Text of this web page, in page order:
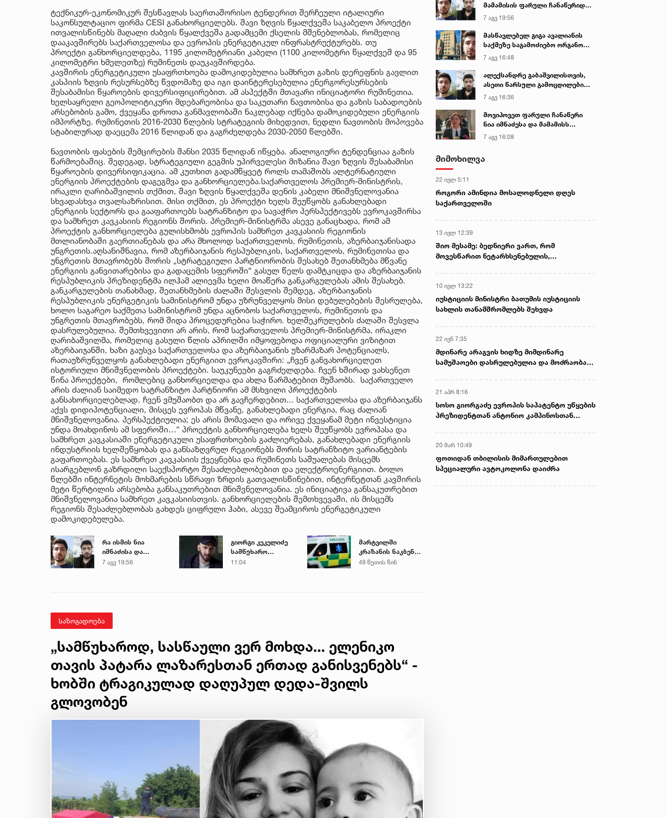
ტექნიკურ-ეკონომიკურ შესწავლას საერთაშორისო ტენდერით შერჩეული იტალიური
საკონსულტაციო ფირმა CESI განახორციელებს. შავი ზღვის წყალქვეშა საკაბელო პროექტი
ითვალისწინებს მაღალი ძაბვის წყალქვეშა გადამცემი ქსელის მშენებლობას, რომელიც
დააკავშირებს საქართველოსა და ევროპის ენერგეტიკულ ინფრასტრუქტურებს. თუ
პროექტი განხორციელდება, 1195 კილომეტრიანი კაბელი (1100 კილომეტრი წყალქვეშ და 95
კილომეტრი ხმელეთზე) რუმინეთს დაუკავშირდება.
კავშირის ენერგეტიკული უსაფრთხოება დამოკიდებულია სამხრეთ გაზის დერეფნის გავლით
კასპიის ზღვის რესურსებზე წვდომაზე და იგი დაინტერესებულია ენერგორესურსების
შესაბამისი წყაროების დივერსიფიცირებით. ამ ასპექტში მთავარი ინიციატორი რუმინეთია.
ხელსაყრელი გეოპოლიტიკური მდებარეობისა და საკუთარი ნავთობისა და გაზის საბადოების
არსებობის გამო, ქვეყანა დროთა განმავლობაში ნაკლებად იქნება დამოკიდებული ენერგიის
იმპორტზე. რუმინეთის 2016-2030 წლების სტრატეგიის მიხედვით, ნედლი ნავთობის მოპოვება
სტაბილურად დაეცემა 2016 წლიდან და გაგრძელდება 2030-2050 წლებში.
ნავთობის ფასების შემცირების შანსი 2035 წლიდან იწყება. ანალოგიური ტენდენციაა გაზის
წარმოებაშიც. შედეგად, სტრატეგიული გეგმის უპირველესი მიზანია შავი ზღვის შესაბამისი
წყაროების დივერსიფიკაცია. ამ კუთხით გადამწყვეტ როლს თამაშობს ალტერნატიული
ენერგიის პროექტების დაგეგმვა და განხორციელება.საქართველოს პრემიერ-მინისტრის,
ირაკლი ღარიბაშვილის თქმით, შავი ზღვის წყალქვეშა დენის კაბელი მნიშვნელოვანია
სხვადასხვა თვალსაზრისით. მისი თქმით, ეს პროექტი ხელს შეუწყობს განახლებადი
ენერგიის სექტორს და გააფართოებს სატრანზიტო და სავაჭრო პერსპექტივებს ევროკავშირსა
და სამხრეთ კავკასიის რეგიონს შორის. პრემიერ-მინისტრმა ასევე განაცხადა, რომ ამ
პროექტის განხორციელება გულისხმობს ევროპის სამხრეთ კავკასიის რეგიონის
მთლიანობაში გაერთიანებას და არა მხოლოდ საქართველოს, რუმინეთის, აზერბაიჯანისადა
უნგრეთის.აღსანიშნავია, რომ აზერბაიჯანის რესპუბლიკის, საქართველოს, რუმინეთისა და
უნგრეთის მთავრობებს შორის „სტრატეგიული პარტნიორობის შესახებ შეთანხმება მწვანე
ენერგიის განვითარებისა და გადაცემის სფეროში“ გასულ წელს დამტკიცდა და აზერბაიჯანის
რესპუბლიკის პრეზიდენტმა ილჰამ ალიევმა ხელი მოაწერა განკარგულებას ამის შესახებ.
განკარგულების თანახმად, შეთანხმების ძალაში შესვლის შემდეგ, აზერბაიჯანის
რესპუბლიკის ენერგეტიკის სამინისტრომ უნდა უზრუნველყოს მისი დებულებების შესრულება,
ხოლო საგარეო საქმეთა სამინისტრომ უნდა აცნობოს საქართველოს, რუმინეთის და
უნგრეთის მთავრობებს, რომ შიდა პროცედურებია საჭირო. ხელშეკრულების ძალაში შესვლა
დასრულებულია. შემთხვევითი არ არის, რომ საქართველოს პრემიერ-მინისტრმა, ირაკლი
ღარიბაშვილმა, რომელიც გასული წლის აპრილში იმყოფებოდა ოფიციალური ვიზიტით
აზერბაიჯანში, ხაზი გაუსვა საქართველოსა და აზერბაიჯანის უზარმაზარ პოტენციალს,
რათაუზრუნველყოს განახლებადი ენერგიით ევროკავშირი: „ჩვენ განვახორციელეთ
ისტორიული მნიშვნელობის პროექტები. საუკუნეები გაგრძელდება. ჩვენ ხშირად ვახსენეთ
წინა პროექტები, რომლებიც განხორციელდა და ახლა წარმატებით მუშაობს. საქართველო
არის ძალიან საიმედო სატრანზიტო პარტნიორი ამ მსხვილი პროექტების
განსახორციელებლად. ჩვენ ვმუშაობთ და არ გავჩერდებით... საქართველოსა და აზერბაიჯანს
აქვს დიდიპოტენციალი, მისცეს ევროპას მწვანე, განახლებადი ენერგია, რაც ძალიან
მნიშვნელოვანია. პერსპექტიულია; ეს არის მომავალი და ორივე ქვეყანამ მეტი ინვესტიცია
უნდა მოახდინოს ამ სფეროში…“ პროექტის განხორციელება ხელს შეუწყობს ევროპასა და
სამხრეთ კავკასიაში ენერგეტიკული უსაფრთხოების გაძლიერებას, განახლებადი ენერგიის
ინდუსტრიის ხელშეწყობას და განსაზღვრულ რეგიონებს შორის სატრანზიტო ვარიანტების
გაფართოებას. ეს სამხრეთ კავკასიის ქვეყნებსა და რუმინეთს საშუალებას მისცემს
ისარგებლონ გაზრდილი საექსპორტო შესაძლებლობებით და ელექტროენერგიით. ბოლო
წლებში ინტერნეტის მოხმარების სწრაფი ზრდის გათვალისწინებით, ინტერნეტთან კავშირის
მეტი წერტილის არსებობა განსაკუთრებით მნიშვნელოვანია. ეს ინიციატივა განსაკუთრებით
მნიშვნელოვანია სამხრეთ კავკასიისთვის. განხორციელების შემთხვევაში, ის მისცემს
რეგიონს შესაძლებლობას გახდეს ციფრული ჰაბი, ასევე შეამციროს ენერგეტიკული
დამოკიდებულება.
რა ისმის ნია
იმნაძისა და
მამამისის ფარული
7 აგვ 19:56
გიორგი კეკელიძე
სამწუხარო
ინფორმაციას
11:04
მარტვილში
კრაზანის ნაკბენით
მძიმე
49 წუთის წინ
საზოგადოება
„სამწუხაროდ, სასწაული ვერ მოხდა... ელენიკო
თავის პატარა ლაზარესთან ერთად განისვენებს“ -
ხობში ტრაგიკულად დაღუპულ დედა-შვილს
გლოვობენ
მამამისის ფარული ჩანაწერიდან
- გიგა ავალიანის მკვლელობის
საქმე
7 აგვ 19:56
მასწავლებელ გიგა ავალიანის
საქმეზე საგამოძიებო ორგანო
დაკავებულ არასრულწლოვნებს -
ნია იმნაძესა და ანასტასია
ბერუაშვილს 30 დღის
განმავლობაში ფარულად
7 აგვ 16:48
ალექსანდრე გაბაშვილისთვის,
ასეთი წარსული გამოცდილების
ადამიანისთვის ინფორმაციის
მიწოდება, რომ მასწავლებელი
სექსუალურად ავიწროებდა,
ფაქტობრივად, წაქეზება იყო -
7 აგვ 16:36
მოვიპოვეთ ფარული ჩანაწერი
ნია იმნაძესა და მამამისს
შორის, განიხილავდნენ, როგორ
ჩაიდინა გაბაშვილმა დანაშაული
არასწორად მოიქცა, თუმცა
ეპოქაში სხვანაირად ხდება -
პროკურორი
7 აგვ 16:08
მიმოხილვა
22 ივლ 5:11
როგორი ამინდია მოსალოდნელი დღეს
საქართველოში
13 ივლ 12:39
შიო მესამე: ბედნიერი ვართ, რომ
მოვესწარით ნეტარხსენებულის,
10 ივლ 13:22
იუსტიციის მინისტრი ბათუმის იუსტიციის
სახლის თანამშრომლებს შეხვდა
22 ივნ 7:35
მდინარე არაგვის ხიდზე მიმდინარე
სამუშაოები დასრულებულია და მოძრაობა
21 აპრ 8:16
სოსო გიორგაძე ევროპის საპატენტო უწყების
პრეზიდენტთან ანტონიო კამპინოსთან
20 მარ 10:49
ფოთიდან თბილისის მიმართულებით
სპეციალური ავტოკოლონა დაიძრა